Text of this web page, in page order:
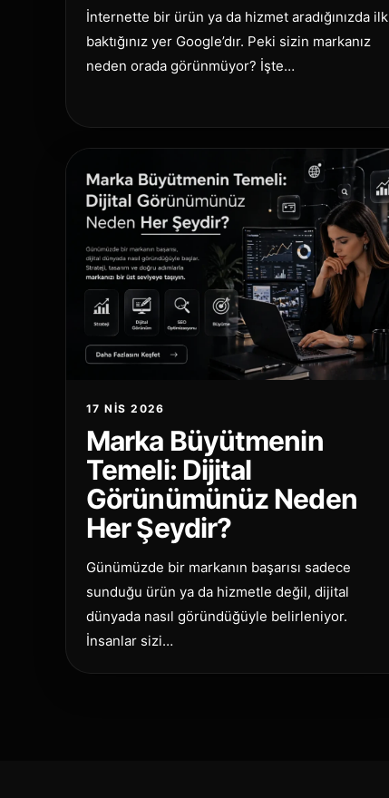
İnternette bir ürün ya da hizmet aradığınızda ilk
baktığınız yer Google’dır. Peki sizin markanız
neden orada görünmüyor? İşte…
17 NIS 2026
Marka Büyütmenin
Temeli: Dijital
Görünümünüz Neden
Her Şeydir?
Günümüzde bir markanın başarısı sadece
sunduğu ürün ya da hizmetle değil, dijital
dünyada nasıl göründüğüyle belirleniyor.
İnsanlar sizi…